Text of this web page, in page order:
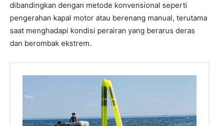
dibandingkan dengan metode konvensional seperti
pengerahan kapal motor atau berenang manual, terutama
saat menghadapi kondisi perairan yang berarus deras
dan berombak ekstrem.